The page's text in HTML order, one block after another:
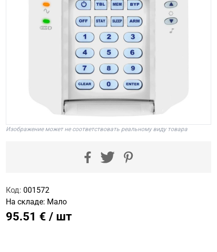
Изображение может не соответствовать реальному виду товара
Код: 001572
На складе: Мало
95.51 € / шт